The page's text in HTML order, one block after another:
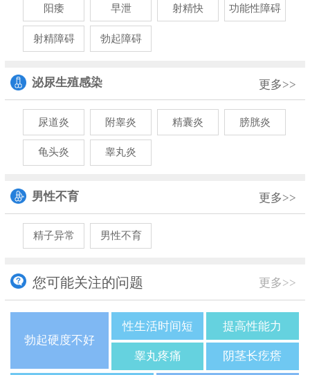
阳痿 早泄 射精快 功能性障碍
射精障碍 勃起障碍
泌尿生殖感染 更多>>
尿道炎 附睾炎 精囊炎 膀胱炎
龟头炎 睾丸炎
男性不育 更多>>
精子异常 男性不育
您可能关注的问题 更多>>
勃起硬度不好
性生活时间短 提高性能力
睾丸疼痛 阴茎长疙瘩